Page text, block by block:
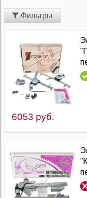
Фильтры
6053 руб.